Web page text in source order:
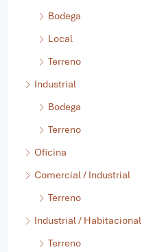
Bodega
Local
Terreno
Industrial
Bodega
Terreno
Oficina
Comercial / Industrial
Terreno
Industrial / Habitacional
Terreno